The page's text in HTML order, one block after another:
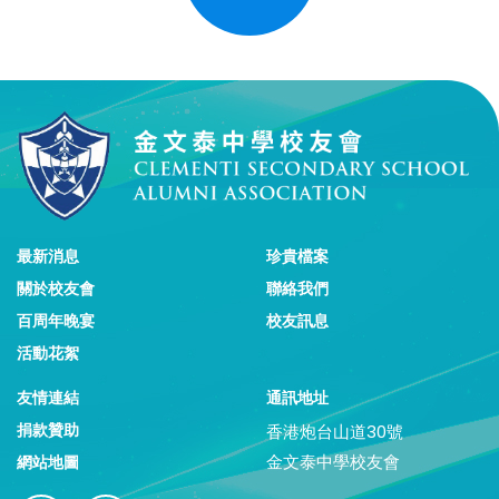
最新消息
關於校友會
百周年晚宴
活動花絮
珍貴檔案
聯絡我們
校友訊息
友情連結
捐款贊助
網站地圖
通訊地址
香港炮台山道30號
金文泰中學校友會